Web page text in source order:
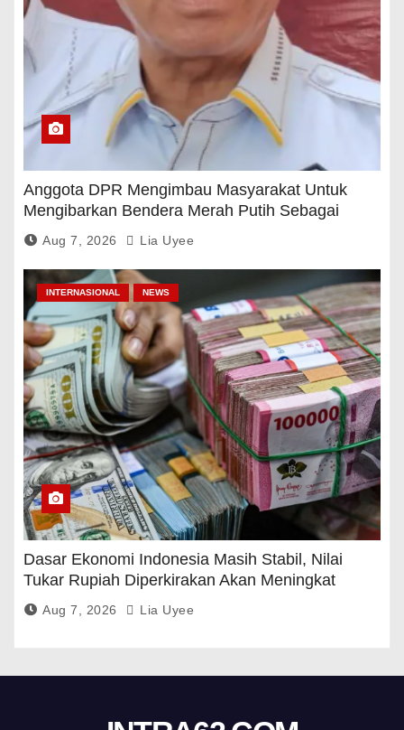
Anggota DPR Mengimbau Masyarakat Untuk
Mengibarkan Bendera Merah Putih Sebagai
Tanda Rasa Terima Kasih
Aug 7, 2026 Lia Uyee
INTERNASIONAL NEWS
Dasar Ekonomi Indonesia Masih Stabil, Nilai
Tukar Rupiah Diperkirakan Akan Meningkat
Aug 7, 2026 Lia Uyee